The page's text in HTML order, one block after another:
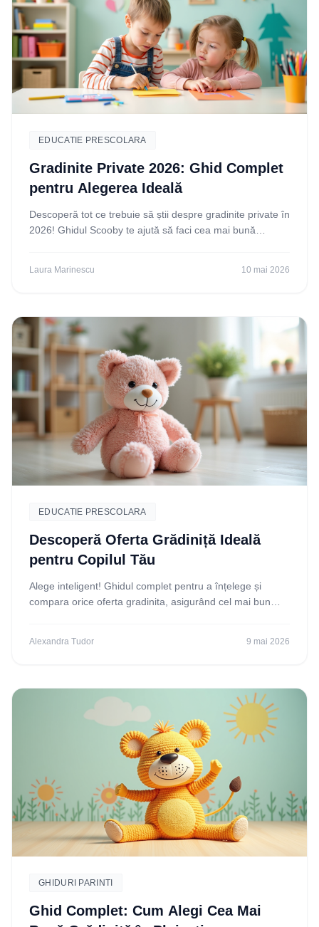
EDUCATIE PRESCOLARA
Gradinite Private 2026: Ghid Complet
pentru Alegerea Ideală
Descoperă tot ce trebuie să știi despre gradinite private în
2026! Ghidul Scooby te ajută să faci cea mai bună
Laura Marinescu 10 mai 2026
EDUCATIE PRESCOLARA
Descoperă Oferta Grădiniță Ideală
pentru Copilul Tău
Alege inteligent! Ghidul complet pentru a înțelege și
compara orice oferta gradinita, asigurând cel mai bun
Alexandra Tudor 9 mai 2026
GHIDURI PARINTI
Ghid Complet: Cum Alegi Cea Mai